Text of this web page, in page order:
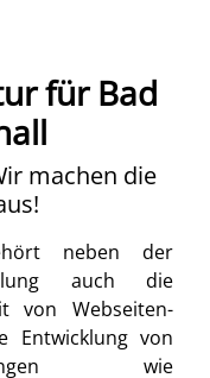
für Bad
machen die
neben der
auch die
von Webseiten-
Entwicklung von
wie